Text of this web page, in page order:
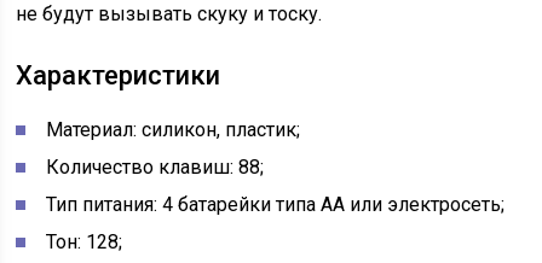
не будут вызывать скуку и тоску.
Характеристики
Материал: силикон, пластик;
Количество клавиш: 88;
Тип питания: 4 батарейки типа АА или электросеть;
Тон: 128;